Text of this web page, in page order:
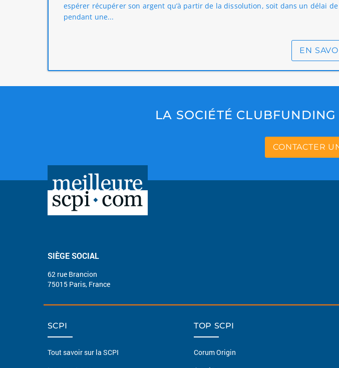
espérer récupérer son argent qu’à partir de la dissolution, soit dans un délai
pendant une...
EN
LA SOCIÉTÉ
CONTACTER
SIÈGE SOCIAL
62 rue Brancion
75015 Paris, France
SCPI
Tout savoir sur la SCPI
TOP SCPI
Corum Origin